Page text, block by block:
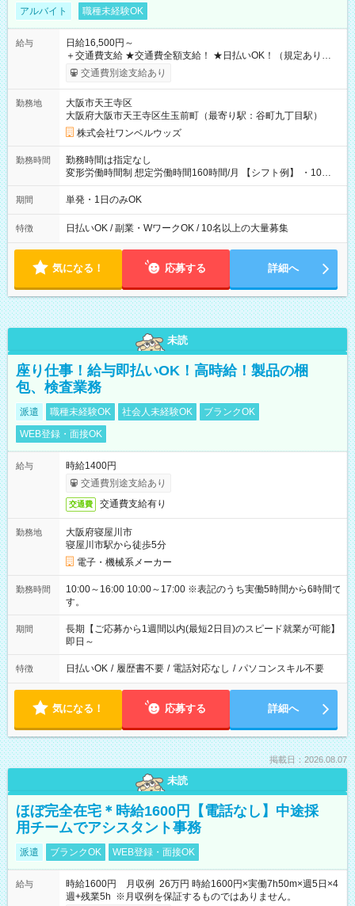
アルバイト 職種未経験OK
給与
日給16,500円～
＋交通費支給 ★交通費全額支給！ ★日払いOK！（規定あり） ┗
働いたその日に現金GET♪ お仕事後はコンビニATMから 日払
交通費別途支給あり
勤務地
大阪市天王寺区
大阪府大阪市天王寺区生玉前町（最寄り駅：谷町九丁目駅）
株式会社ワンベルウッズ
勤務時間
勤務時間は指定なし
変形労働時間制 想定労働時間160時間/月 【シフト例】 ・10：
00～20：00
期間 単発・1日のみOK
特徴 日払いOK / 副業・WワークOK / 10名以上の大量募集
気になる！ 応募する 詳細へ
未読
座り仕事！給与即払いOK！高時給！製品の梱
包、検査業務
派遣 職種未経験OK 社会人未経験OK
ブランクOK
WEB登録・面接OK
給与
時給1400円
交通費別途支給あり
交通費 交通費支給有り
勤務地
大阪府寝屋川市
寝屋川市駅から徒歩5分
電子・機械系メーカー
勤務時間
10:00～16:00 10:00～17:00 ※表記のうち実働5時間から6時間で
す。
期間
長期【ご応募から1週間以内(最短2日目)のスピード就業が可能】
即日～
特徴 日払いOK / 履歴書不要 / 電話対応なし / パソコンスキル不要
気になる！ 応募する 詳細へ
掲載日：2026.08.07
未読
ほぼ完全在宅＊時給1600円【電話なし】中途採
用チームでアシスタント事務
派遣 ブランクOK WEB登録・面接OK
給与
時給1600円 月収例 26万円 時給1600円×実働7h50m×週5日×4
週+残業5h ※月収例を保証するものではありません。